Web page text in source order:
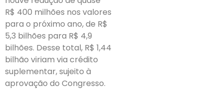
R$ 400 milhões nos valores
para o próximo ano, de R$
5,3 bilhões para R$ 4,9
bilhões. Desse total, R$ 1,44
bilhão viriam via crédito
suplementar, sujeito à
aprovação do Congresso.